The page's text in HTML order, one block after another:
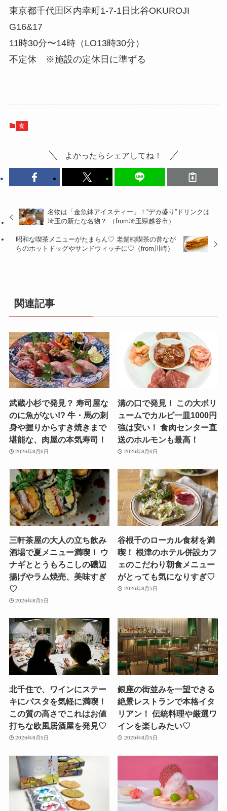
東京都千代田区内幸町1-7-1日比谷OKUROJI
G16&17
11時30分〜14時（LO13時30分）
不定休 ※施設の定休日に準ずる
食
よかったらシェアしてね！
名物は「金魚鉢アイスティー」！“デカ盛り”ドリンクは
埼玉の新たな名物？ （from埼玉県越谷市）
昭和な喫茶メニューがたまらん♡ 老舗純喫茶の昔なが
らのホットドッグやサンドウィッチに♡（from川崎）
関連記事
武蔵小杉で発見？ 寿司屋な
のに魚がない!? 牛・馬の刺
身や握りからすき焼きまで
堪能な、肉屋の本気寿司！
2026年8月6日
溝の口で発見！ この大ボリ
ュームでカルビ一皿1000円
強は安い！ 食肉センター直
送のホルモンも最高！
2026年8月6日
三軒茶屋の大人の立ち飲み
酒場で夏メニュー満喫！ ウ
ナギととうもろこしの磯辺
揚げやラム焼売、美味すぎ
♡
2026年8月5日
谷根千のローカル食材を満
喫！ 根津のホテル併設カフ
ェのこだわり朝食メニュー
がとっても気になりすぎ♡
2026年8月5日
北千住で、ワインにステー
キにパスタを気軽に満喫！
この質の高さでこれはお値
打ちな欧風居酒屋を発見♡
2026年8月5日
銀座の街並みを一望できる
絶景レストランで本格イタ
リアン！ 伝統料理や厳選ワ
インを楽しみたい♡
2026年8月5日